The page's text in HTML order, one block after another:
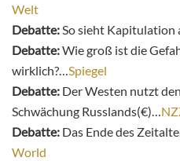
Welt
Debatte:So sieht Kapitulation
Debatte:Wie groß ist die
wirklich?…Spiegel
Debatte: Der Westen nutzt
Schwächung Russlands(€)…
Debatte: Das Ende des
World